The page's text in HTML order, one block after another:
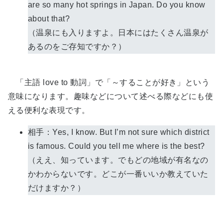
are so many hot springs in Japan. Do you know
about that?
（温泉にも入りますよ。日本にはたくさん温泉が
あるのをご存知ですか？）
「主語 love to 動詞」で「～することが好き」という
意味になります。趣味などについて述べる際などにも使
える便利な表現です。
相手：Yes, I know. But I’m not sure which district
is famous. Could you tell me where is the best?
（ええ、知っています。でもどの地域が有名なの
かわからないです。どこが一番いいか教えていた
だけますか？）